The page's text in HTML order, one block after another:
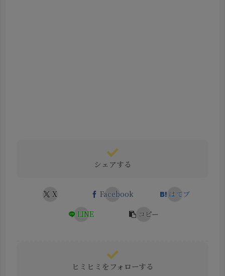
シェアする
X Facebook
はてブ
LINE
コピー
ヒミヒミをフォローする